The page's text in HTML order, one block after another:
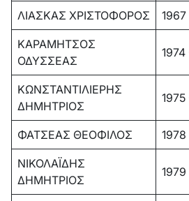
ΛΙΑΣΚΑΣ ΧΡΙΣΤΟΦΟΡΟΣ 1967
ΚΑΡΑΜΗΤΣΟΣ
ΟΔΥΣΣΕΑΣ
1974
ΚΩΝΣΤΑΝΤΙΛΙΕΡΗΣ
ΔΗΜΗΤΡΙΟΣ
1975
ΦΑΤΣΕΑΣ ΘΕΟΦΙΛΟΣ 1978
ΝΙΚΟΛΑΪΔΗΣ
ΔΗΜΗΤΡΙΟΣ